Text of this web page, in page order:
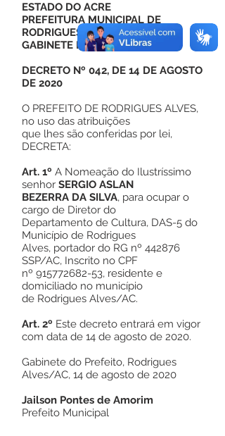
ESTADO DO ACRE
PREFEITURA MUNICIPAL DE
RODRIGUES ALVES
GABINETE DO PREFEITO
DECRETO Nº 042, DE 14 DE AGOSTO
DE 2020
O PREFEITO DE RODRIGUES ALVES,
no uso das atribuições
que lhes são conferidas por lei,
DECRETA:
Art. 1º A Nomeação do Ilustríssimo
senhor SERGIO ASLAN
BEZERRA DA SILVA, para ocupar o
cargo de Diretor do
Departamento de Cultura, DAS-5 do
Município de Rodrigues
Alves, portador do RG nº 442876
SSP/AC, Inscrito no CPF
nº 915772682-53, residente e
domiciliado no município
de Rodrigues Alves/AC.
Art. 2º Este decreto entrará em vigor
com data de 14 de agosto de 2020.
Gabinete do Prefeito, Rodrigues
Alves/AC, 14 de agosto de 2020
Jailson Pontes de Amorim
Prefeito Municipal